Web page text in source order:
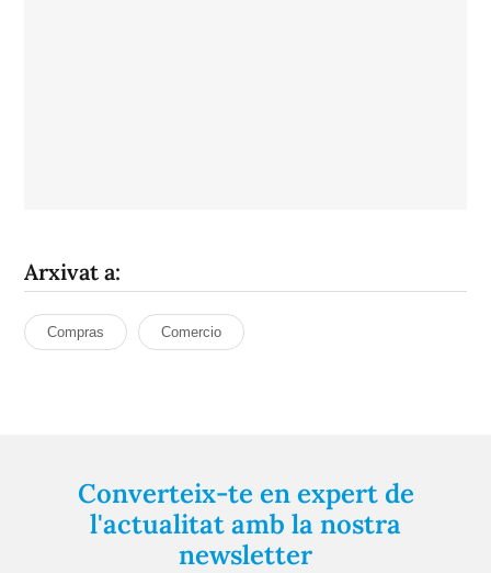
Arxivat a:
Compras Comercio
Converteix-te en expert de
l'actualitat amb la nostra
newsletter